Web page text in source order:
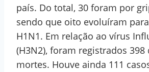
país. Do total, 30 foram por
sendo que oito evoluíram
H1N1. Em relação ao vírus
(H3N2), foram registrados 398
mortes. Houve ainda 111